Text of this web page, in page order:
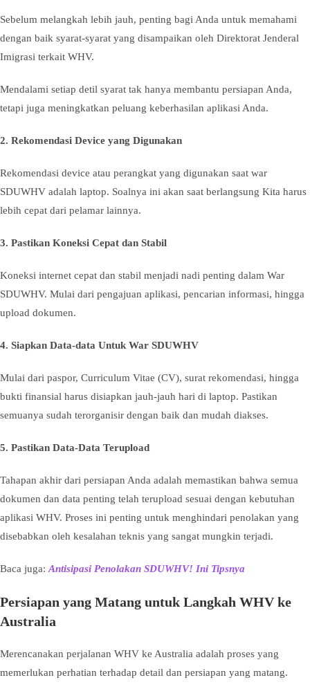
Sebelum melangkah lebih jauh, penting bagi Anda untuk memahami
dengan baik syarat-syarat yang disampaikan oleh Direktorat Jenderal
Imigrasi terkait WHV.
Mendalami setiap detil syarat tak hanya membantu persiapan Anda,
tetapi juga meningkatkan peluang keberhasilan aplikasi Anda.
2. Rekomendasi Device yang Digunakan
Rekomendasi device atau perangkat yang digunakan saat war
SDUWHV adalah laptop. Soalnya ini akan saat berlangsung Kita harus
lebih cepat dari pelamar lainnya.
3. Pastikan Koneksi Cepat dan Stabil
Koneksi internet cepat dan stabil menjadi nadi penting dalam War
SDUWHV. Mulai dari pengajuan aplikasi, pencarian informasi, hingga
upload dokumen.
4. Siapkan Data-data Untuk War SDUWHV
Mulai dari paspor, Curriculum Vitae (CV), surat rekomendasi, hingga
bukti finansial harus disiapkan jauh-jauh hari di laptop. Pastikan
semuanya sudah terorganisir dengan baik dan mudah diakses.
5. Pastikan Data-Data Terupload
Tahapan akhir dari persiapan Anda adalah memastikan bahwa semua
dokumen dan data penting telah terupload sesuai dengan kebutuhan
aplikasi WHV. Proses ini penting untuk menghindari penolakan yang
disebabkan oleh kesalahan teknis yang sangat mungkin terjadi.
Baca juga: Antisipasi Penolakan SDUWHV! Ini Tipsnya
Persiapan yang Matang untuk Langkah WHV ke
Australia
Merencanakan perjalanan WHV ke Australia adalah proses yang
memerlukan perhatian terhadap detail dan persiapan yang matang.